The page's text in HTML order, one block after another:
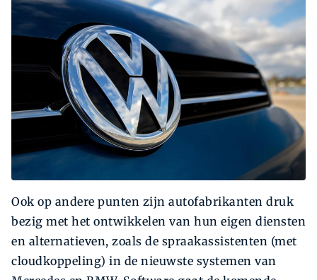
Ook op andere punten zijn autofabrikanten druk
bezig met het ontwikkelen van hun eigen diensten
en alternatieven, zoals de spraakassistenten (met
cloudkoppeling) in de nieuwste systemen van